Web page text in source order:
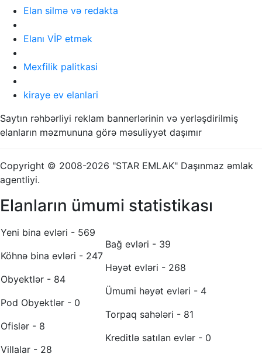
Elan silmə və redakta
Elanı VİP etmək
Mexfilik palitkasi
kiraye ev elanlari
Saytın rəhbərliyi reklam bannerlərinin və yerləşdirilmiş
elanların məzmununa görə məsuliyyət daşımır
Copyright © 2008-2026 "STAR EMLAK" Daşınmaz əmlak
agentliyi.
Elanların ümumi statistikası
Yeni bina evləri - 569
Köhnə bina evləri - 247
Obyektlər - 84
Pod Obyektlər - 0
Ofislər - 8
Villalar - 28
Bağ evləri - 39
Həyət evləri - 268
Ümumi həyət evləri - 4
Torpaq sahələri - 81
Kreditlə satılan evlər - 0